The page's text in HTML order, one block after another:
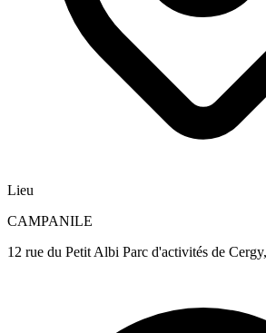
Lieu
CAMPANILE
12 rue du Petit Albi Parc d'activités de